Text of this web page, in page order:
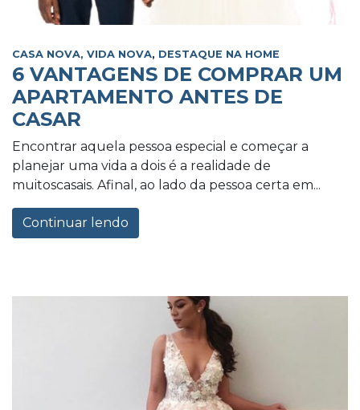
CASA NOVA, VIDA NOVA, DESTAQUE NA HOME
6 VANTAGENS DE COMPRAR UM
APARTAMENTO ANTES DE
CASAR
Encontrar aquela pessoa especial e começar a
planejar uma vida a dois é a realidade de
muitoscasais. Afinal, ao lado da pessoa certa em...
Continuar lendo